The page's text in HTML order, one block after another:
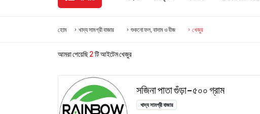
হোম খাদ্য সামগ্রী বাজার শুকনো ফল, বাদাম ও বীজ খেজুর
আমরা পেয়েছি2টি আইটেম খেজুর
সজিনা পাতা গুঁড়া-৫০০ গ্রাম
খাদ্য সামগ্রী বাজার